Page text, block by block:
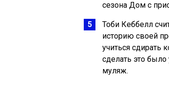
сезона Дом с
Тоби Кеббелл
историю своей
учиться сдирать
сделать это
муляж.